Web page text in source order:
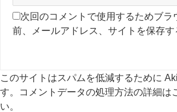
次回のコメントで使用するためブラ
前、メールアドレス、サイトを保存す
このサイトはスパムを低減するために
す。
コメントデータの処理方法の詳細は
い。